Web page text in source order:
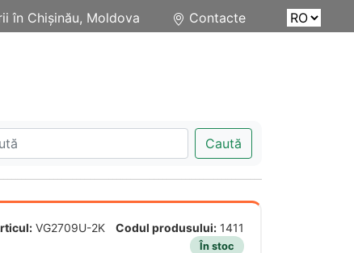
Contacte
în Chișinău, Moldova
Caută
VG2709U-2K Codul produsului: 1411
În stoc